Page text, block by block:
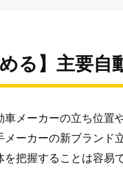
める】主要自
車メーカーの立ち位置
メーカーの新ブランド
把握することは容易